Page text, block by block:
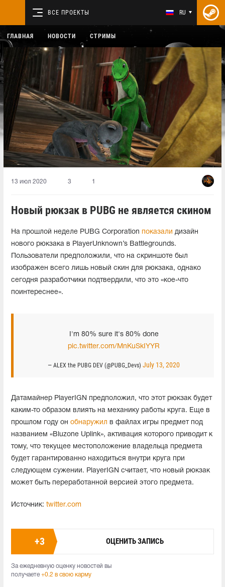
ВСЕ ПРОЕКТЫ RU
ГЛАВНАЯ НОВОСТИ СТРИМЫ
13 июл 2020 3 1
Новый рюкзак в PUBG не является скином
На прошлой неделе PUBG Corporation показали дизайн
нового рюкзака в PlayerUnknown’s Battlegrounds.
Пользователи предположили, что на скриншоте был
изображен всего лишь новый скин для рюкзака, однако
сегодня разработчики подтвердили, что это «кое-что
поинтереснее».
I'm 80% sure it's 80% done
pic.twitter.com/MnKuSkIYYR
— ALEX the PUBG DEV (@PUBG_Devs) July 13, 2020
Датамайнер PlayerIGN предположил, что этот рюкзак будет
каким-то образом влиять на механику работы круга. Еще в
прошлом году он обнаружил в файлах игры предмет под
названием «Bluzone Uplink», активация которого приводит к
тому, что текущее местоположение владельца предмета
будет гарантированно находиться внутри круга при
следующем сужении. PlayerIGN считает, что новый рюкзак
может быть переработанной версией этого предмета.
Источник: twitter.com
+3 ОЦЕНИТЬ ЗАПИСЬ
За ежедневную оценку новостей вы
получаете +0.2 в свою карму